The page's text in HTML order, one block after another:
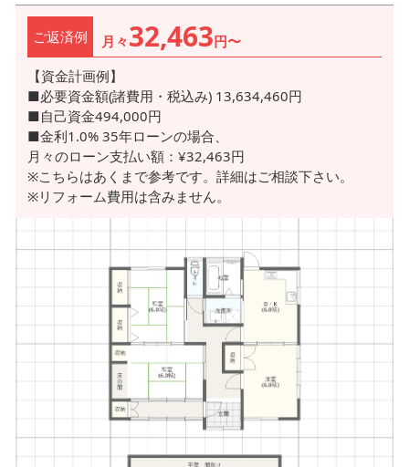
ご返済例 月々32,463円〜
【資金計画例】
■必要資金額(諸費用・税込み) 13,634,460円
■自己資金494,000円
■金利1.0% 35年ローンの場合、
月々のローン支払い額：¥32,463円
※こちらはあくまで参考です。詳細はご相談下さい。
※リフォーム費用は含みません。